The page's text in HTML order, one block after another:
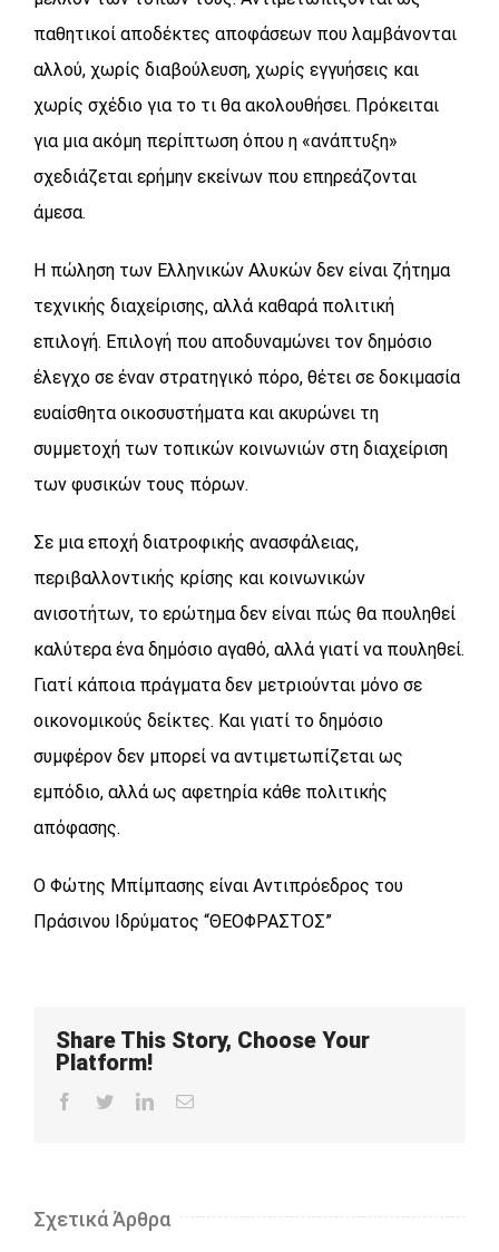
παθητικοί αποδέκτες αποφάσεων που λαμβάνονται
αλλού, χωρίς διαβούλευση, χωρίς εγγυήσεις και
χωρίς σχέδιο για το τι θα ακολουθήσει. Πρόκειται
για μια ακόμη περίπτωση όπου η «ανάπτυξη»
σχεδιάζεται ερήμην εκείνων που επηρεάζονται
άμεσα.
Η πώληση των Ελληνικών Αλυκών δεν είναι ζήτημα
τεχνικής διαχείρισης, αλλά καθαρά πολιτική
επιλογή. Επιλογή που αποδυναμώνει τον δημόσιο
έλεγχο σε έναν στρατηγικό πόρο, θέτει σε δοκιμασία
ευαίσθητα οικοσυστήματα και ακυρώνει τη
συμμετοχή των τοπικών κοινωνιών στη διαχείριση
των φυσικών τους πόρων.
Σε μια εποχή διατροφικής ανασφάλειας,
περιβαλλοντικής κρίσης και κοινωνικών
ανισοτήτων, το ερώτημα δεν είναι πώς θα πουληθεί
καλύτερα ένα δημόσιο αγαθό, αλλά γιατί να πουληθεί.
Γιατί κάποια πράγματα δεν μετριούνται μόνο σε
οικονομικούς δείκτες. Και γιατί το δημόσιο
συμφέρον δεν μπορεί να αντιμετωπίζεται ως
εμπόδιο, αλλά ως αφετηρία κάθε πολιτικής
απόφασης.
Ο Φώτης Μπίμπασης είναι Αντιπρόεδρος του
Πράσινου Ιδρύματος “ΘΕΟΦΡΑΣΤΟΣ”
Share This Story, Choose Your
Platform!
Facebook
TwitterLinkedInEmail
Σχετικά Άρθρα